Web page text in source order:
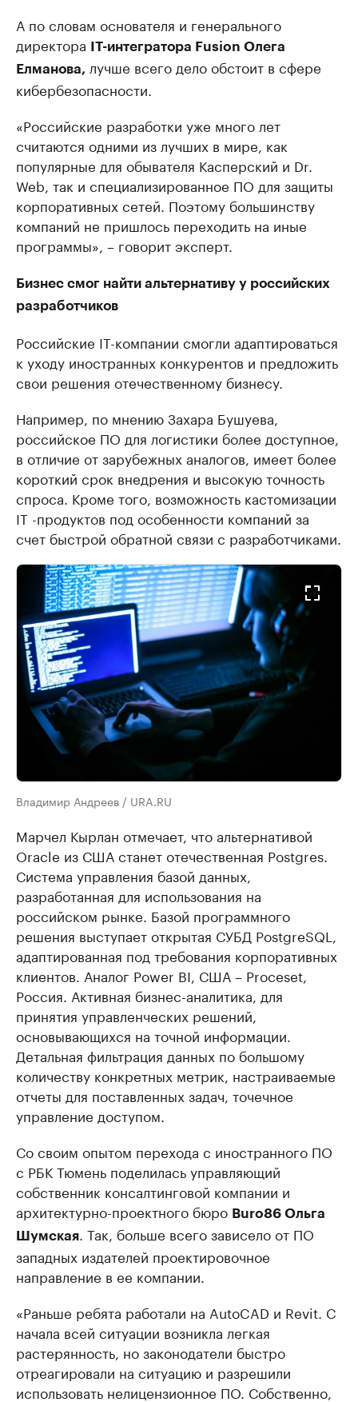
А по словам основателя и генерального
директора
IT-интегратора Fusion Олега
Елманова, лучше всего дело обстоит в сфере
кибербезопасности.
«Российские разработки уже много лет
считаются одними из лучших в мире, как
популярные для обывателя Касперский и Dr.
Web, так и специализированное ПО для защиты
корпоративных сетей. Поэтому большинству
компаний не пришлось переходить на иные
программы», – говорит эксперт.
Бизнес смог найти альтернативу у российских
разработчиков
Российские IT-компании смогли адаптироваться
к уходу иностранных конкурентов и предложить
свои решения отечественному бизнесу.
Например, по мнению Захара Бушуева,
российское ПО для логистики более доступное,
в отличие от зарубежных аналогов, имеет более
короткий срок внедрения и высокую точность
спроса. Кроме того, возможность кастомизации
IT -продуктов под особенности компаний за
счет быстрой обратной связи с разработчиками.
Владимир Андреев / URA.RU
Марчел Кырлан отмечает, что альтернативой
Oracle из США станет отечественная Postgres.
Система управления базой данных,
разработанная для использования на
российском рынке. Базой программного
решения выступает открытая СУБД PostgreSQL,
адаптированная под требования корпоративных
клиентов. Аналог Power BI, США – Proceset,
Россия. Активная бизнес-аналитика, для
принятия управленческих решений,
основывающихся на точной информации.
Детальная фильтрация данных по большому
количеству конкретных метрик, настраиваемые
отчеты для поставленных задач, точечное
управление доступом.
Со своим опытом перехода с иностранного ПО
с РБК Тюмень поделилась управляющий
собственник консалтинговой компании и
архитектурно-проектного бюро Buro86 Ольга
Шумская . Так, больше всего зависело от ПО
западных издателей проектировочное
направление в ее компании.
«Раньше ребята работали на AutoCAD и Revit. С
начала всей ситуации возникла легкая
растерянность, но законодатели быстро
отреагировали на ситуацию и разрешили
использовать нелицензионное ПО. Собственно,